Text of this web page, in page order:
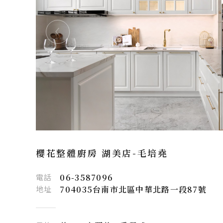
櫻花整體廚房 湖美店-毛培堯
電話 06-3587096
地址 704035台南市北區中華北路一段87號